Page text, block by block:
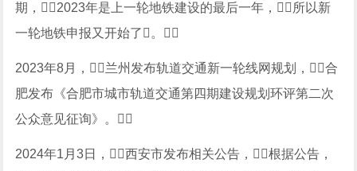
期，2023年是上一轮地铁建设的最后一年，所以新
一轮地铁申报又开始了。
2023年8月，兰州发布轨道交通新一轮线网规划，合
肥发布《合肥市城市轨道交通第四期建设规划环评第二次
公众意见征询》。
2024年1月3日，西安市发布相关公告，根据公告，